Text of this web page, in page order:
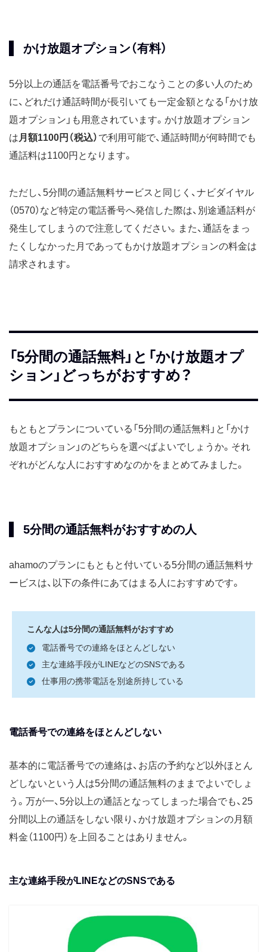
かけ放題オプション（有料）
5分以上の通話を電話番号でおこなうことの多い人のため
に、どれだけ通話時間が長引いても一定金額となる「かけ放
題オプション」も用意されています。かけ放題オプション
は月額1100円（税込） で利用可能で、通話時間が何時間でも
通話料は1100円となります。
ただし、5分間の通話無料サービスと同じく、ナビダイヤル
（0570）など特定の電話番号へ発信した際は、別途通話料が
発生してしまうので注意してください。また、通話をまっ
たくしなかった月であってもかけ放題オプションの料金は
請求されます。
「5分間の通話無料」と「かけ放題オプ
ション」どっちがおすすめ？
もともとプランについている「5分間の通話無料」と「かけ
放題オプション」のどちらを選べばよいでしょうか。それ
ぞれがどんな人におすすめなのかをまとめてみました。
5分間の通話無料がおすすめの人
ahamoのプランにもともと付いている5分間の通話無料サ
ービスは、以下の条件にあてはまる人におすすめです。
こんな人は5分間の通話無料がおすすめ
電話番号での連絡をほとんどしない
主な連絡手段がLINEなどのSNSである
仕事用の携帯電話を別途所持している
電話番号での連絡をほとんどしない
基本的に電話番号での連絡は、お店の予約など以外ほとん
どしないという人は5分間の通話無料のままでよいでしょ
う。万が一、5分以上の通話となってしまった場合でも、25
分間以上の通話をしない限り、かけ放題オプションの月額
料金（1100円）を上回ることはありません。
主な連絡手段がLINEなどのSNSである